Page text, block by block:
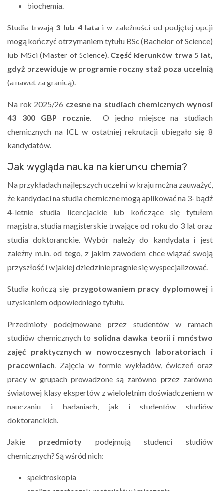
biochemia.
Studia trwają 3 lub 4 lata i w zależności od podjętej opcji
mogą kończyć otrzymaniem tytułu BSc (Bachelor of Science)
lub MSci (Master of Science). Część kierunków trwa 5 lat,
gdyż przewiduje w programie roczny staż poza uczelnią
(a nawet za granicą).
Na rok 2025/26 czesne na studiach chemicznych wynosi
43 300 GBP rocznie . O jedno miejsce na studiach
chemicznych na ICL w ostatniej rekrutacji ubiegało się 8
kandydatów.
Jak wygląda nauka na kierunku chemia?
Na przykładach najlepszych uczelni w kraju można zauważyć,
że kandydaci na studia chemiczne mogą aplikować na 3- bądź
4-letnie studia licencjackie lub kończące się tytułem
magistra, studia magisterskie trwające od roku do 3 lat oraz
studia doktoranckie. Wybór należy do kandydata i jest
zależny m.in. od tego, z jakim zawodem chce wiązać swoją
przyszłość i w jakiej dziedzinie pragnie się wyspecjalizować.
Studia kończą się przygotowaniem pracy dyplomoweji
uzyskaniem odpowiedniego tytułu.
Przedmioty podejmowane przez studentów w ramach
studiów chemicznych to solidna dawka teorii i mnóstwo
zajęć praktycznych w nowoczesnych laboratoriach i
pracowniach . Zajęcia w formie wykładów, ćwiczeń oraz
pracy w grupach prowadzone są zarówno przez zarówno
światowej klasy ekspertów z wieloletnim doświadczeniem w
nauczaniu i badaniach, jak i studentów studiów
doktoranckich.
Jakie przedmioty podejmują studenci studiów
chemicznych? Są wśród nich:
spektroskopia